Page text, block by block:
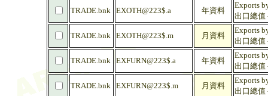
TRADE.bnk EXOTH@223$.a 年資料
Exports
出口總值
TRADE.bnk EXOTH@223$.m 月資料
Exports
出口總值
TRADE.bnk EXFURN@223$.a 年資料
Exports
出口總值
TRADE.bnk EXFURN@223$.m 月資料
Exports
出口總值